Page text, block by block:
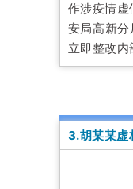
作涉疫情
安局高新
立即整改
3.胡某某虚